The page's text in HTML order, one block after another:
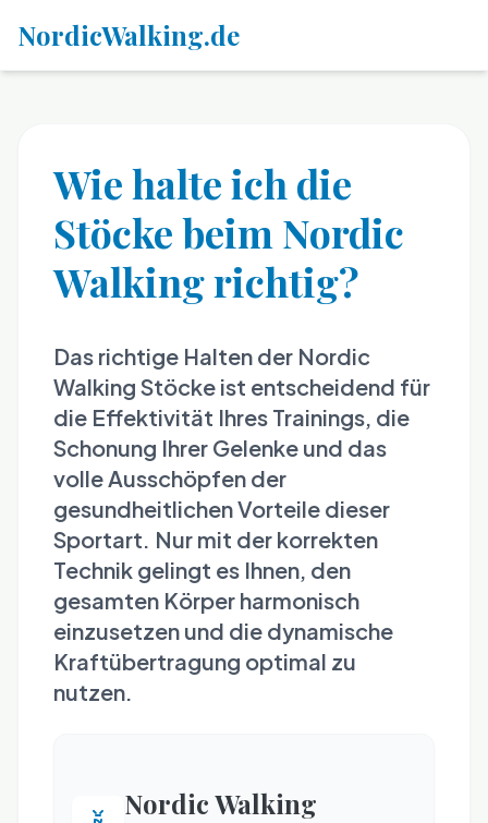
NordicWalking.de
Wie halte ich die
Stöcke beim Nordic
Walking richtig?
Das richtige Halten der Nordic
Walking Stöcke ist entscheidend für
die Effektivität Ihres Trainings, die
Schonung Ihrer Gelenke und das
volle Ausschöpfen der
gesundheitlichen Vorteile dieser
Sportart. Nur mit der korrekten
Technik gelingt es Ihnen, den
gesamten Körper harmonisch
einzusetzen und die dynamische
Kraftübertragung optimal zu
nutzen.
Nordic Walking